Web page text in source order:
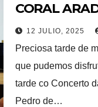
CORAL
12 JULIO, 2025
Preciosa tarde de
que pudemos
tarde co Concerto
Pedro de…